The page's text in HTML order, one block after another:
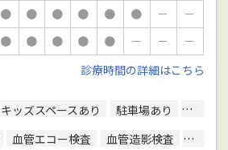
● ● ● ● ● ● －
－
● ● ● ● ● － －
－
診療時間の詳細はこちら
キッズスペースあり 駐車場あり
予約可
血管エコー検査 血管造影検査 血清学